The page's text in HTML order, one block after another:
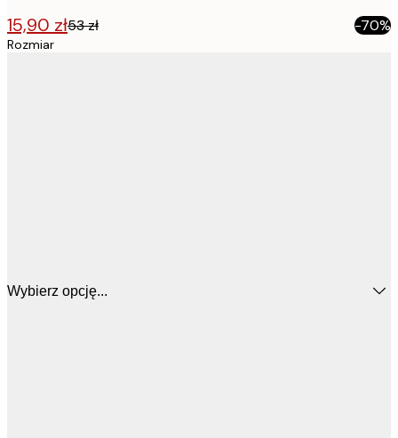
15,90 zł53 zł -70%
Rozmiar
Wybierz opcję...